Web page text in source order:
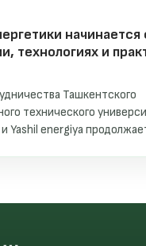
технологиях и
Ташкентского
технического
Yashil energiya